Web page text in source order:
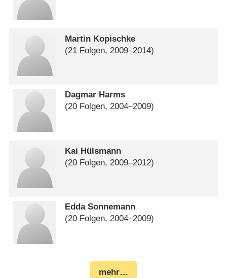
Martin Kopischke
(21 Folgen, 2009⁠–⁠2014)
Dagmar Harms
(20 Folgen, 2004⁠–⁠2009)
Kai Hülsmann
(20 Folgen, 2009⁠–⁠2012)
Edda Sonnemann
(20 Folgen, 2004⁠–⁠2009)
mehr…